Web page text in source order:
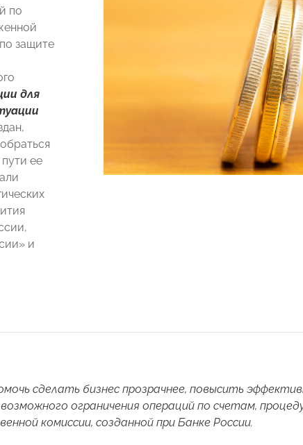
по
защите
для
ее
и
сделать бизнес прозрачнее, повысить
ограничения операций по счетам,
комиссии, созданной при Банке России.